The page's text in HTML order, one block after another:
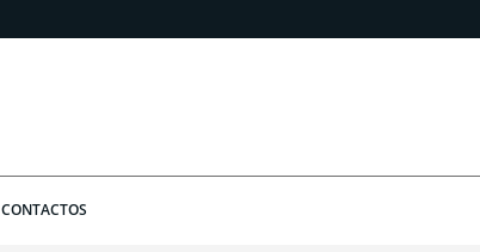
CONTACTOS